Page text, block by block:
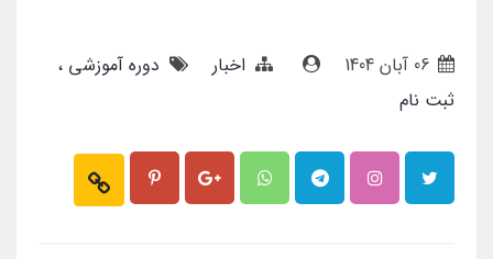
اخبار
دوره آموزشی
ثبت نام